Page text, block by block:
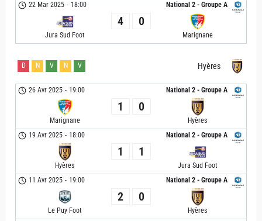
National 2 - Groupe A
22 Mar 2025 - 18:00
Jura Sud Foot
4 0
Marignane
Hyères
D N V N V
National 2 - Groupe A
26 Avr 2025 - 19:00
Marignane
1 0
Hyères
National 2 - Groupe A
19 Avr 2025 - 18:00
Hyères
1 1
Jura Sud Foot
National 2 - Groupe A
11 Avr 2025 - 19:00
Le Puy Foot
2 0
Hyères